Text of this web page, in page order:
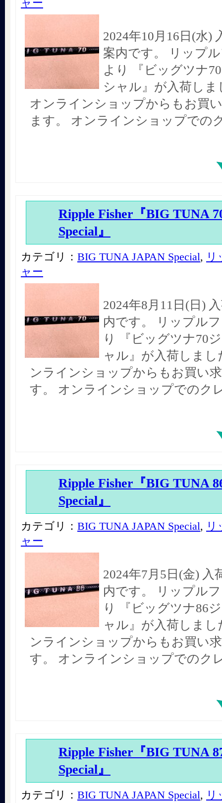
ャー
2024年10月16日(水)
案内です。 リップ
より 『ビッグツナ
シャル』が入荷し
オンラインショップからもお買
ます。 オンラインショップでの
Ripple Fisher『BIG TUNA
Special』
カテゴリ： BIG TUNA JAPAN Special, リ
ャー
2024年8月11日(日)
内です。 リップル
り 『ビッグツナ70
ャル』が入荷しま
ンラインショップからもお買い
す。 オンラインショップでのク
Ripple Fisher『BIG TUNA
Special』
カテゴリ： BIG TUNA JAPAN Special, リ
ャー
2024年7月5日(金) 入
内です。 リップル
り 『ビッグツナ86
ャル』が入荷しま
ンラインショップからもお買い
す。 オンラインショップでのク
Ripple Fisher『BIG TUNA
Special』
カテゴリ： BIG TUNA JAPAN Special, リ